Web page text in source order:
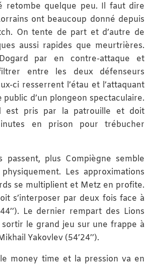
retombe quelque peu. Il faut dire
ont beaucoup donné depuis
On tente de part et d’autre de
aussi rapides que meurtrières.
par en contre-attaque et
entre les deux défenseurs
ci resserrent l’étau et l’attaquant
d’un plongeon spectaculaire.
est pris par la patrouille et doit
en prison pour trébucher
passent, plus Compiègne semble
Les approximations
se multiplient et Metz en profite.
s’interposer par deux fois face à
Le dernier rempart des Lions
le grand jeu sur une frappe à
Yakovlev (54’24’’).
money time et la pression va en